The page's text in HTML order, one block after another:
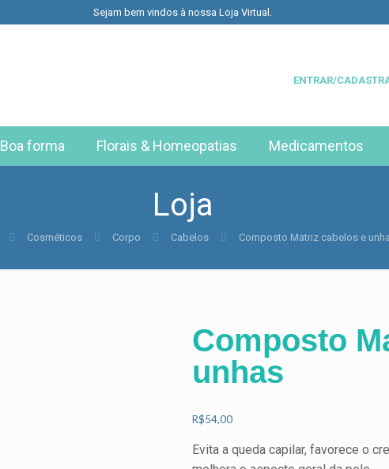
Sejam bem vindos à nossa Loja Virtual.
ENTRAR/
Boa forma Florais & Homeopatias Medicamentos
Loja
Cosméticos Corpo Cabelos Composto Matriz cabelos e
Composto
unhas
R$54,00
Evita a queda capilar, favorece o